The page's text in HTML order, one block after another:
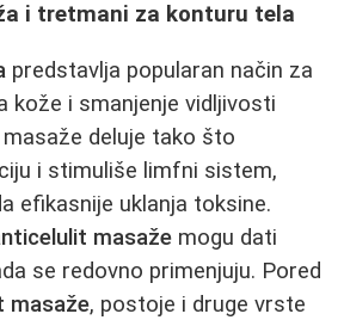
i tretmani za konturu tela
predstavlja popularan način za
kože i smanjenje vidljivosti
deluje tako što
i stimuliše limfni sistem,
efikasnije uklanja toksine.
masaže mogu dati
se redovno primenjuju. Pored
masaže, postoje i druge vrste